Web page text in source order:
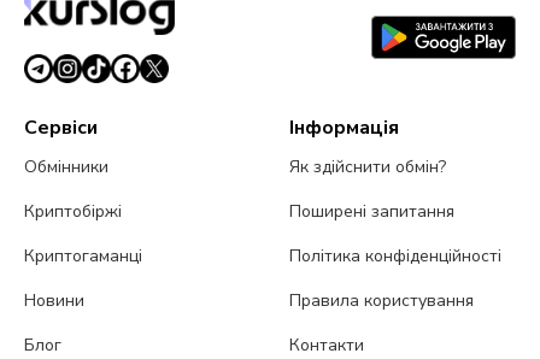
Сервіси
Обмінники
Криптобіржі
Криптогаманці
Новини
Блог
Інформація
Як здійснити обмін?
Поширені запитання
Політика конфіденційності
Правила користування
Контакти